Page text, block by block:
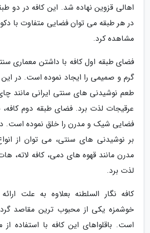
اهالی قزوین نهاده شد. این کافه در دو
در هر طبقه می توان فضایی متفاوت با
مشاهده کرد.
فضای طبقه اول کافه با داشتن معماری
گرم و صمیمی را ایجاد نموده است. در
طعم نوشیدنی های سنتی ایرانی مانند
عرقیجات لذت برد. فضای طبقه دوم کافه،
فضایی شیک و مدرن را خلق نموده است.
بر نوشیدنی های سنتی، می توان از
مدرن مانند قهوه های دمی، کافه لاته،
لذت برد.
کافه نگار السلطنه بعلاوه به علت ارائه
خوشمزه یکی از محبوب ترین مقاصد
است. باقلواهای این کافه با استفاده از